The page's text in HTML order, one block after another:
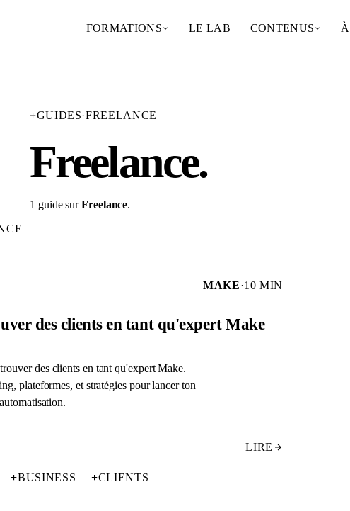
FORMATIONS LE LAB CONTENUS
+GUIDES·FREELANCE
Freelance.
1 guide surFreelance.
MAKE·10 MIN
des clients en tant qu'expert Make
des clients en tant qu'expert Make.
plateformes, et stratégies pour lancer ton
LIRE
+BUSINESS +CLIENTS